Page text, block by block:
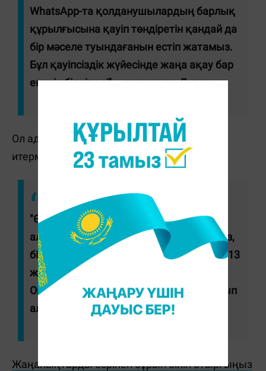
WhatsApp-та қолданушылардың барлық
құрылғысына қауіп төндіретін қандай да
бір мәселе туындағанын естіп жатамыз.
Бұл қауіпсіздік жүйесінде жаңа ақау бар
екенін білдіреді", - деп жазды Дуров.
Ол адамдарды Telegram-ға ауысуға
итермелемейтінін түсіндірді.
"Өзіңізге ұнайтын кез келген хабар
алмасу қолданбасын пайдалана аласыз,
бірақ WhatsApp-тан аулақ болыңыз, ол 13
жыл бойы бақылау құралы болды. (...)
Оны орнатсаңыз, телефоныңызды бұзып
алу қиынға соқпайды", - деді Дуров.
Жаңалықтарды бәрінен бұрын біліп отырғыңыз